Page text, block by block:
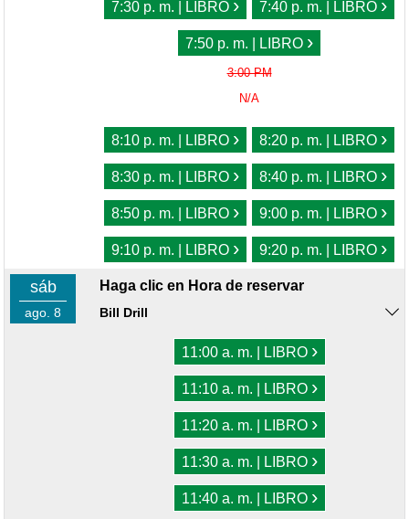
7:30 p. m. | LIBRO › 7:40 p. m. | LIBRO ›
7:50 p. m. | LIBRO ›
3:00 PM
N/A
8:10 p. m. | LIBRO › 8:20 p. m. | LIBRO ›
8:30 p. m. | LIBRO › 8:40 p. m. | LIBRO ›
8:50 p. m. | LIBRO › 9:00 p. m. | LIBRO ›
9:10 p. m. | LIBRO › 9:20 p. m. | LIBRO ›
sáb
ago. 8
Haga clic en Hora de reservar
Bill Drill
11:00 a. m. | LIBRO ›
11:10 a. m. | LIBRO ›
11:20 a. m. | LIBRO ›
11:30 a. m. | LIBRO ›
11:40 a. m. | LIBRO ›